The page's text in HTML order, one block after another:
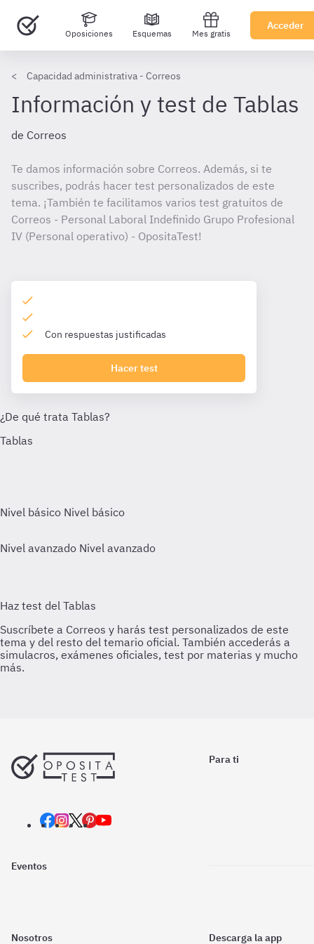
Oposiciones Esquemas Mes gratis
Acceder
Capacidad administrativa - Correos
Información y test de Tablas
de Correos
Te damos información sobre Correos. Además, si te
suscribes, podrás hacer test personalizados de este
tema. ¡También te facilitamos varios test gratuitos de
Correos - Personal Laboral Indefinido Grupo Profesional
IV (Personal operativo) - OpositaTest!
Con respuestas justificadas
Hacer test
Nivel básico Nivel básico
Nivel avanzado Nivel avanzado
Para ti
Eventos
Nosotros Descarga la app